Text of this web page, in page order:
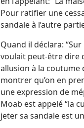
Pour ratifier une
sandale à l’autre
Quand il déclara:
voulait peut-être dire
allusion à la
montrer qu’on en
une expression de
Moab est appelé “la
jeter sa sandale est